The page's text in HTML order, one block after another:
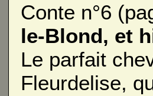
Conte n°6
le-Blond, et
Le parfait
Fleurdelise,